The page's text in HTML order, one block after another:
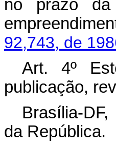
no prazo da
92,743, de
Art. 4º
publicação,
Brasília-
da República.